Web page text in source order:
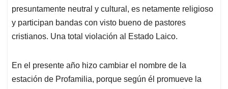
presuntamente neutral y cultural, es netamente religioso
y participan bandas con visto bueno de pastores
cristianos. Una total violación al Estado Laico.
En el presente año hizo cambiar el nombre de la
estación de Profamilia, porque según él promueve la